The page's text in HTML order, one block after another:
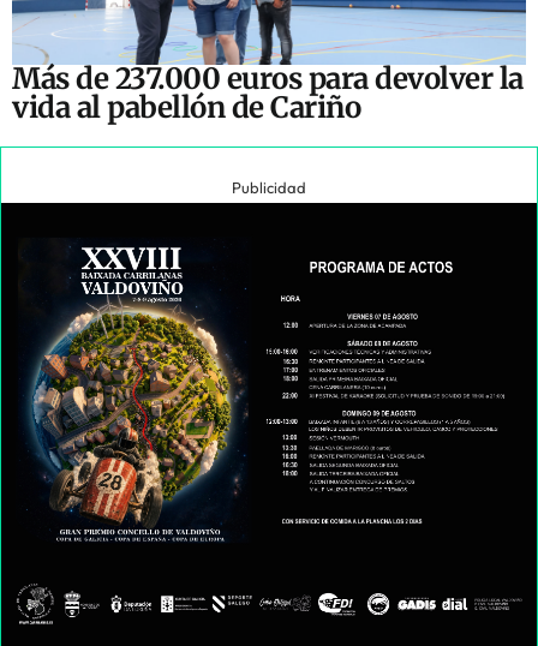
Más de 237.000 euros para devolver la
vida al pabellón de Cariño
Publicidad